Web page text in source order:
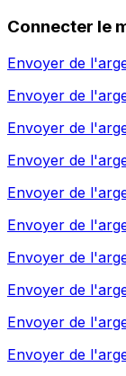
Connecter le
Envoyer de
Envoyer de
Envoyer de
Envoyer de
Envoyer de
Envoyer de
Envoyer de
Envoyer de
Envoyer de
Envoyer de